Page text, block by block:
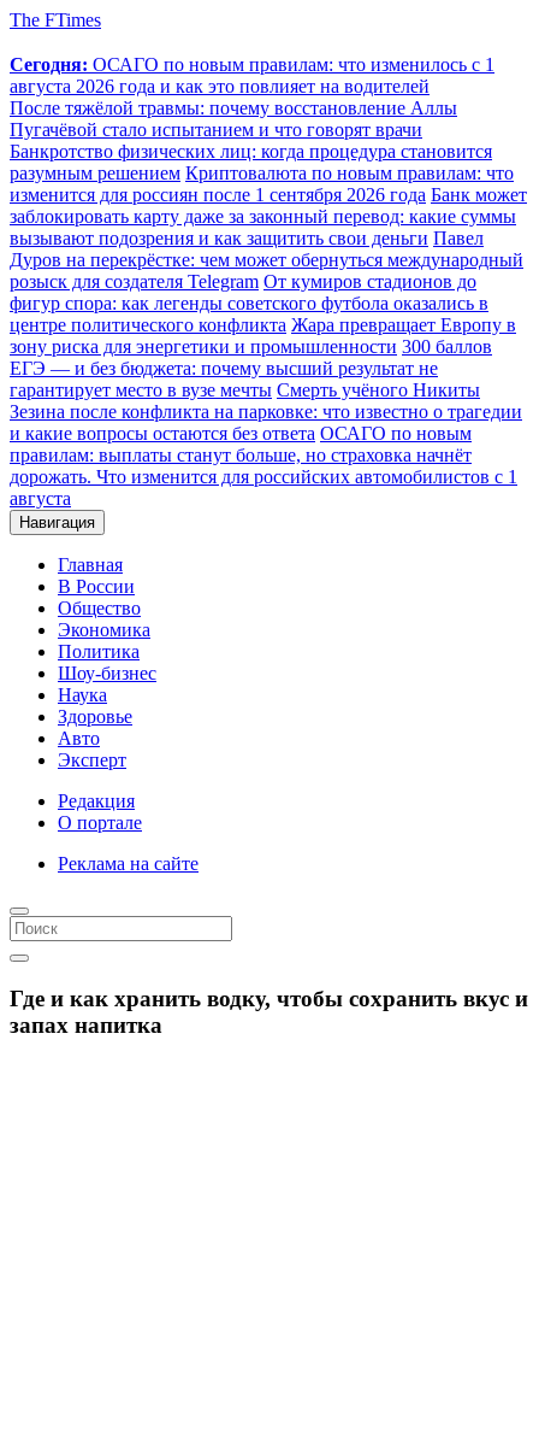
The FTimes
Сегодня: ОСАГО по новым правилам: что изменилось с 1
августа 2026 года и как это повлияет на водителей
После тяжёлой травмы: почему восстановление Аллы
Пугачёвой стало испытанием и что говорят врачи
Банкротство физических лиц: когда процедура становится
разумным решением Криптовалюта по новым правилам: что
изменится для россиян после 1 сентября 2026 года Банк может
заблокировать карту даже за законный перевод: какие суммы
вызывают подозрения и как защитить свои деньги Павел
Дуров на перекрёстке: чем может обернуться международный
розыск для создателя Telegram От кумиров стадионов до
фигур спора: как легенды советского футбола оказались в
центре политического конфликта Жара превращает Европу в
зону риска для энергетики и промышленности 300 баллов
ЕГЭ — и без бюджета: почему высший результат не
гарантирует место в вузе мечты Смерть учёного Никиты
Зезина после конфликта на парковке: что известно о трагедии
и какие вопросы остаются без ответа ОСАГО по новым
правилам: выплаты станут больше, но страховка начнёт
дорожать. Что изменится для российских автомобилистов с 1
августа
Навигация
Главная
В России
Общество
Экономика
Политика
Шоу-бизнес
Наука
Здоровье
Авто
Эксперт
Редакция
О портале
Реклама на сайте
Где и как хранить водку, чтобы сохранить вкус и
запах напитка